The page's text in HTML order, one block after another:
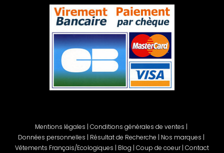
Mentions légales | Conditions générales de ventes |
Données personnelles | Résultat de Recherche | Nos marques |
Vêtements Français/Ecologiques | Blog | Coup de coeur| Contact